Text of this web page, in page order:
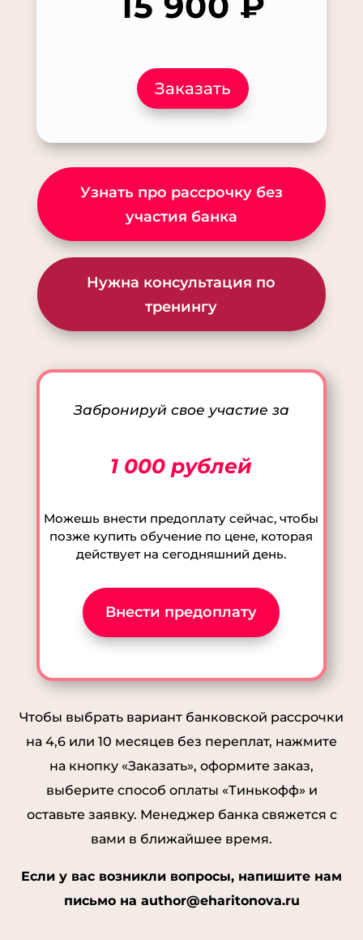
Заказать
Узнать про рассрочку без
участия банка
Нужна консультация по
тренингу
Забронируй свое участие за
1 000 рублей
Можешь внести предоплату сейчас, чтобы
позже купить обучение по цене, которая
действует на сегодняшний день.
Внести предоплату
Чтобы выбрать вариант банковской рассрочки
на 4,6 или 10 месяцев без переплат, нажмите
на кнопку «Заказать», оформите заказ,
выберите способ оплаты «Тинькофф» и
оставьте заявку. Менеджер банка свяжется с
вами в ближайшее время.
Если у вас возникли вопросы, напишите нам
письмо на author@eharitonova.ru